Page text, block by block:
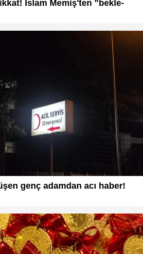
İslam Memiş'ten "bekle-
genç adamdan acı haber!